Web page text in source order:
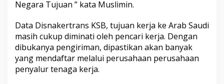
Negara Tujuan ” kata Muslimin.
Data Disnakertrans KSB, tujuan kerja ke Arab Saudi
masih cukup diminati oleh pencari kerja. Dengan
dibukanya pengiriman, dipastikan akan banyak
yang mendaftar melalui perusahaan perusahaan
penyalur tenaga kerja.